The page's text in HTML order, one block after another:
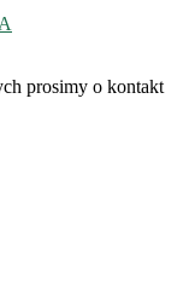
prosimy o kontakt